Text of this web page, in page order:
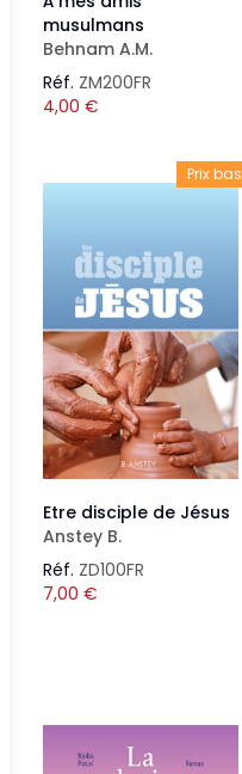
musulmans
Behnam A.M.
Réf. ZM200FR
4,00 €
Prix bas
Etre disciple de Jésus
Anstey B.
Réf. ZD100FR
7,00 €